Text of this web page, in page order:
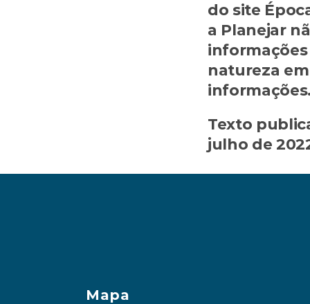
do site
a Planejar
natureza
Texto
julho de
Mapa